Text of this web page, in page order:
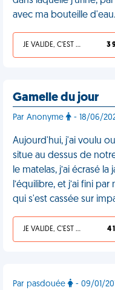
avec ma bouteille
JE VALIDE, C'EST UNE VDM 3
Gamelle du jour
Par Anonyme - 18/06/
Aujourd'hui, j'ai voulu
situe au dessus de
le matelas, j’ai écrasé
l’équilibre, et j’ai fini
qui s'est cassée sur
JE VALIDE, C'EST UNE VDM 4
Par pasdouée - 09/01/